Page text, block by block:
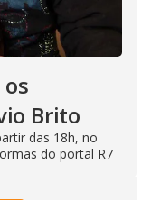
Brito
das 18h, no
do portal R7